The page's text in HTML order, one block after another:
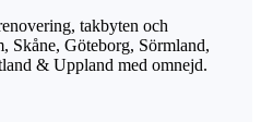
takbyten och
Skåne, Göteborg, Sörmland,
& Uppland med omnejd.